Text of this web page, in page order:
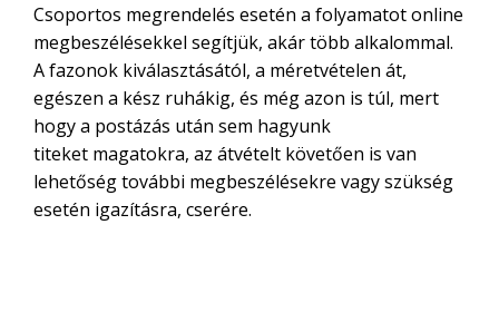
Csoportos megrendelés esetén a folyamatot online
megbeszélésekkel segítjük, akár több alkalommal.
A fazonok kiválasztásától, a méretvételen át,
egészen a kész ruhákig, és még azon is túl, mert
hogy a postázás után sem hagyunk
titeket magatokra, az átvételt követően is van
lehetőség további megbeszélésekre vagy szükség
esetén igazításra, cserére.